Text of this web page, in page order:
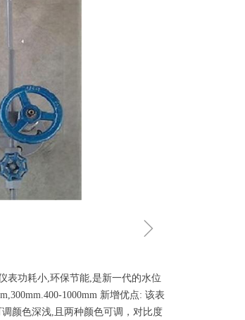
ꁇ
表功耗小,环保节能,是新一代的水位
1000mm 新增优点: 该表
颜色深浅,且两种颜色可调，对比度